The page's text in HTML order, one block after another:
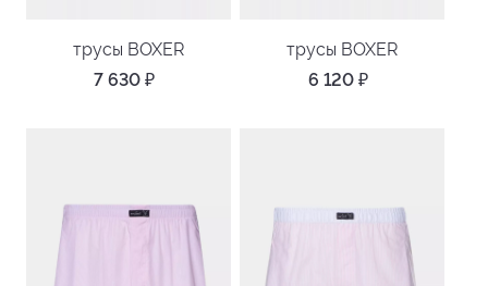
трусы BOXER
7 630 ₽
трусы BOXER
6 120 ₽